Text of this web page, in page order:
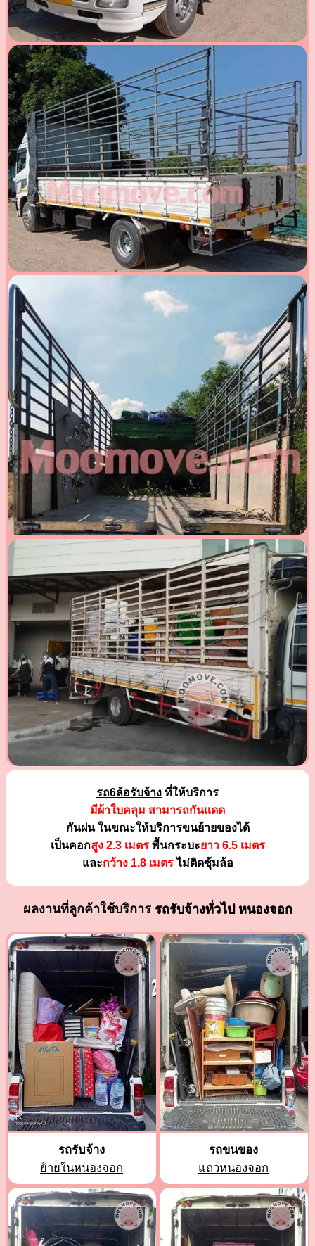
รถ6ล้อรับจ้าง ที่ให้บริการ
มีผ้าใบคลุม สามารถกันแดด
กันฝน ในขณะให้บริการขนย้ายของได้
เป็นคอกสูง 2.3 เมตรพื้นกระบะยาว 6.5 เมตร
และกว้าง 1.8 เมตรไม่ติดซุ้มล้อ
ผลงานที่ลูกค้าใช้บริการ รถรับจ้างทั่วไป หนองจอก
รถรับจ้าง
ย้ายในหนองจอก
รถขนของ
แถวหนองจอก